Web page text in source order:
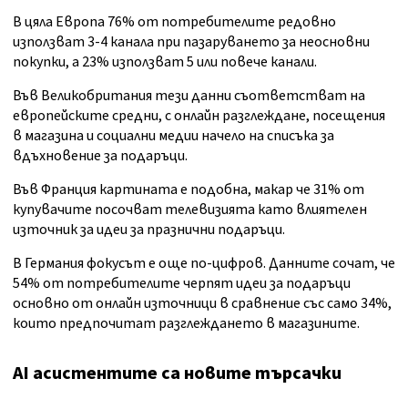
В цяла Европа 76% от потребителите редовно
използват 3-4 канала при пазаруването за неосновни
покупки, а 23% използват 5 или повече канали.
Във Великобритания тези данни съответстват на
европейските средни, с онлайн разглеждане, посещения
в магазина и социални медии начело на списъка за
вдъхновение за подаръци.
Във Франция картината е подобна, макар че 31% от
купувачите посочват телевизията като влиятелен
източник за идеи за празнични подаръци.
В Германия фокусът е още по-цифров. Данните сочат, че
54% от потребителите черпят идеи за подаръци
основно от онлайн източници в сравнение със само 34%,
които предпочитат разглеждането в магазините.
AI асистентите са новите търсачки